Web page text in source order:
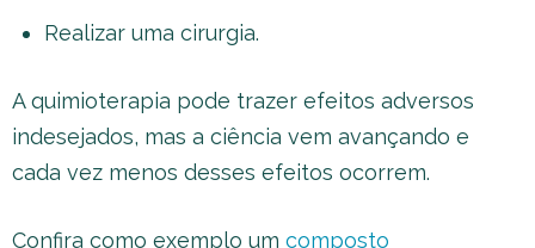
Realizar uma cirurgia.
A quimioterapia pode trazer efeitos adversos
indesejados, mas a ciência vem avançando e
cada vez menos desses efeitos ocorrem.
Confira como exemplo um composto